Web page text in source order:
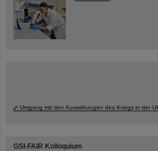
Umgang mit den Auswirkungen des Kriegs in der
GSI-FAIR Kolloquium